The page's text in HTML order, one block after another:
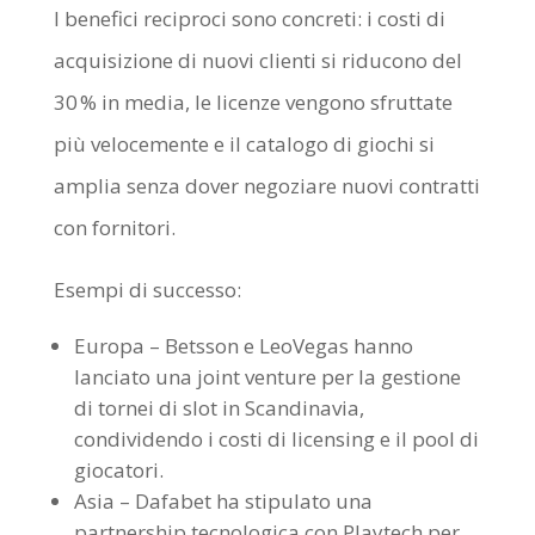
I benefici reciproci sono concreti: i costi di
acquisizione di nuovi clienti si riducono del
30 % in media, le licenze vengono sfruttate
più velocemente e il catalogo di giochi si
amplia senza dover negoziare nuovi contratti
con fornitori.
Esempi di successo:
Europa – Betsson e LeoVegas hanno
lanciato una joint venture per la gestione
di tornei di slot in Scandinavia,
condividendo i costi di licensing e il pool di
giocatori.
Asia – Dafabet ha stipulato una